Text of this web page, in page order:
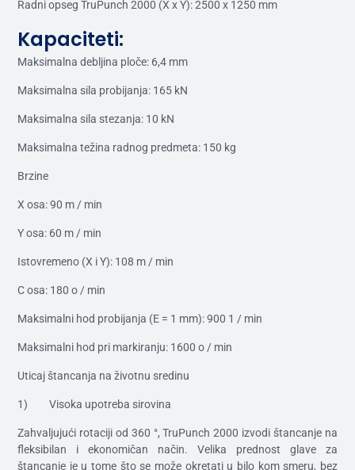
Radni opseg TruPunch 2000 (X x Y): 2500 x 1250 mm
Kapaciteti:
Maksimalna debljina ploče: 6,4 mm
Maksimalna sila probijanja: 165 kN
Maksimalna sila stezanja: 10 kN
Maksimalna težina radnog predmeta: 150 kg
Brzine
X osa: 90 m / min
Y osa: 60 m / min
Istovremeno (X i Y): 108 m / min
C osa: 180 o / min
Maksimalni hod probijanja (E = 1 mm): 900 1 / min
Maksimalni hod pri markiranju: 1600 o / min
Uticaj štancanja na životnu sredinu
1) Visoka upotreba sirovina
Zahvaljujući rotaciji od 360 °, TruPunch 2000 izvodi štancanje na
fleksibilan i ekonomičan način. Velika prednost glave za
štancanje je u tome što se može okretati u bilo kom smeru, bez